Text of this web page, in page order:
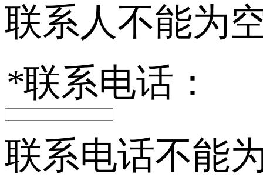
联系人不能为
*联系电话：
联系电话不能